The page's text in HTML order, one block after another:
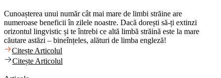
Cunoașterea unui număr cât mai mare de limbi străine are
numeroase beneficii în zilele noastre. Dacă dorești să-ți extinzi
orizontul lingvistic și te întrebi ce altă limbă străină este la mare
căutare astăzi – bineînțeles, alături de limba engleză!
Citește Articolul
Citește Articolul